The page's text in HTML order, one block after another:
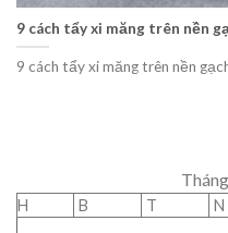
9 cách tẩy xi măng trên nền
9 cách tẩy xi măng trên nền
H B T N